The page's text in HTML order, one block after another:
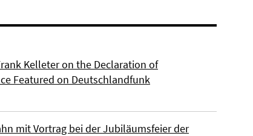
Kelleter on the Declaration of
Featured on Deutschlandfunk
mit Vortrag bei der Jubiläumsfeier der